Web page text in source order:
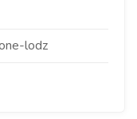
lodz